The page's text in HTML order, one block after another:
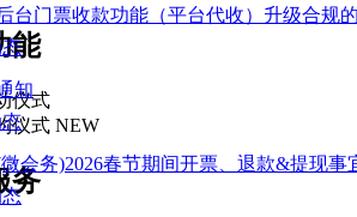
能
仪式
仪式 NEW
务
台门票收款功能（平台代收）升级合规
知
会务)2026春节期间开票、退款&提现事